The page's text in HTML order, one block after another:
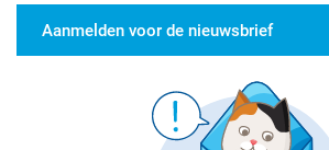
Aanmelden voor de nieuwsbrief